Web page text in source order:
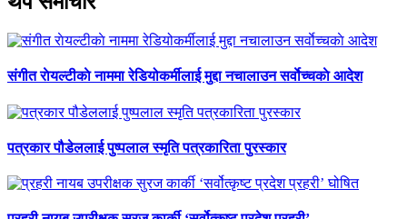
संगीत राेयल्टीकाे नाममा रेडियोकर्मीलाई मुद्दा नचालाउन सर्वाेच्चकाे आदेश
पत्रकार पौडेललाई पुष्पलाल स्मृति पत्रकारिता पुरस्कार